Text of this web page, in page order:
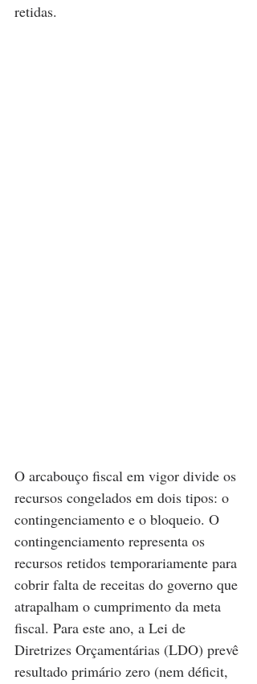
retidas.
O arcabouço fiscal em vigor divide os
recursos congelados em dois tipos: o
contingenciamento e o bloqueio. O
contingenciamento representa os
recursos retidos temporariamente para
cobrir falta de receitas do governo que
atrapalham o cumprimento da meta
fiscal. Para este ano, a Lei de
Diretrizes Orçamentárias (LDO) prevê
resultado primário zero (nem déficit,